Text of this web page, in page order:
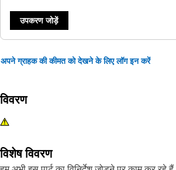
उपकरण जोड़ें
अपने ग्राहक की कीमत को देखने के लिए लॉग इन करें
विवरण
विशेष विवरण